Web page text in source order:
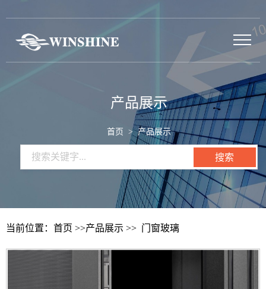
产品展示
首页 > 产品展示
当前位置： 首页 >>产品展示 >> 门窗玻璃